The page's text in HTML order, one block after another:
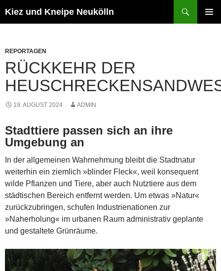
Inhalt
Kiez und Kneipe Neukölln
REPORTAGEN
RÜCKKEHR DER
19. AUGUST 2024 ADMIN
Stadttiere passen sich an ihre
Umgebung an
In der allgemeinen Wahrnehmung bleibt die Stadtnatur
weiterhin ein ziemlich »blinder Fleck«, weil konsequent
wilde Pflanzen und Tiere, aber auch Nutztiere aus dem
städtischen Bereich entfernt werden. Um etwas »Natur«
zurückzubringen, schufen Industrienationen zur
»Naherholung« im urbanen Raum administrativ geplante
und gestaltete Grünräume.